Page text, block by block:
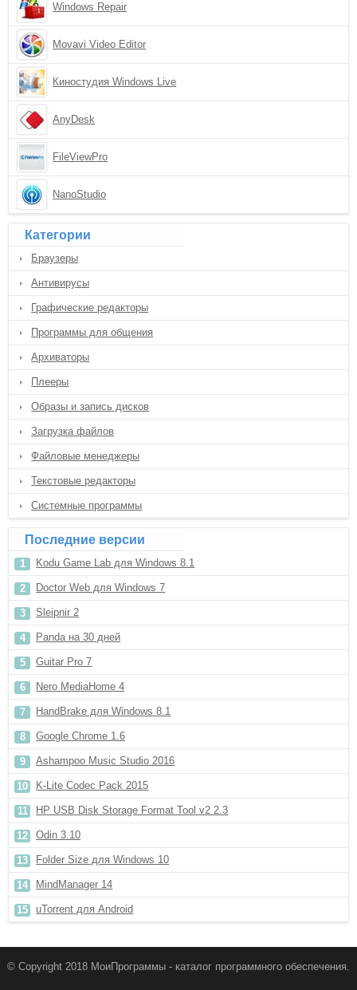
Windows Repair
Movavi Video Editor
Киностудия Windows Live
AnyDesk
FileViewPro
NanoStudio
Категории
Браузеры
Антивирусы
Графические редакторы
Программы для общения
Архиваторы
Плееры
Образы и запись дисков
Загрузка файлов
Файловые менеджеры
Текстовые редакторы
Системные программы
Последние версии
Kodu Game Lab для Windows 8.1
Doctor Web для Windows 7
Sleipnir 2
Panda на 30 дней
Guitar Pro 7
Nero MediaHome 4
HandBrake для Windows 8.1
Google Chrome 1.6
Ashampoo Music Studio 2016
K-Lite Codec Pack 2015
HP USB Disk Storage Format Tool v2 2.3
Odin 3.10
Folder Size для Windows 10
MindManager 14
uTorrent для Android
© Copyright 2018 МоиПрограммы - каталог программного обеспечения.